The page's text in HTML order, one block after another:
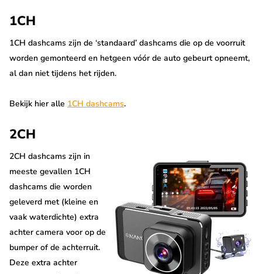
1CH
1CH dashcams zijn de ‘standaard’ dashcams die op de voorruit
worden gemonteerd en hetgeen vóór de auto gebeurt opneemt,
al dan niet tijdens het rijden.
Bekijk hier alle 1CH dashcams.
2CH
2CH dashcams zijn in
meeste gevallen 1CH
dashcams die worden
geleverd met (kleine en
vaak waterdichte) extra
achter camera voor op de
bumper of de achterruit.
Deze extra achter